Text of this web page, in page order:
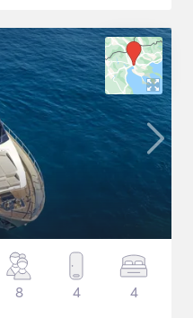
8 4 4